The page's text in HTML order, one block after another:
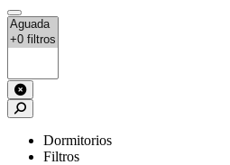
Dormitorios
Filtros